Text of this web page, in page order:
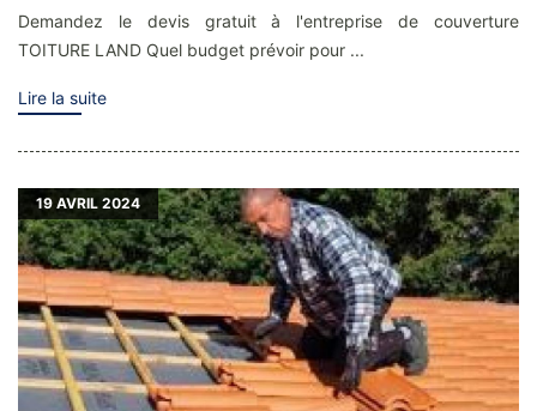
Demandez le devis gratuit à l'entreprise de couverture
TOITURE LAND Quel budget prévoir pour ...
Lire la suite
19 AVRIL 2024